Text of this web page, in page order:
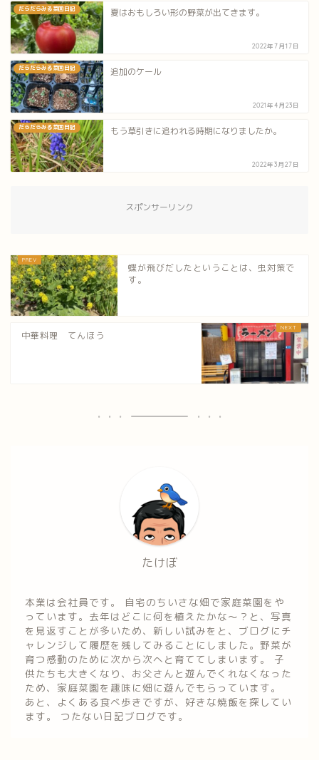
だらだらみる菜園日記 夏はおもしろい形の野菜が出てきます。
2022年7月17日
だらだらみる菜園日記 追加のケール
2021年4月23日
だらだらみる菜園日記 もう草引きに追われる時期になりましたか。
2022年3月27日
スポンサーリンク
蝶が飛びだしたということは、虫対策で
す。
中華料理 てんほう
たけぼ
本業は会社員です。 自宅のちいさな畑で家庭菜園をや
っています。去年はどこに何を植えたかな～？と、写真
を見返すことが多いため、新しい試みをと、ブログにチ
ャレンジして履歴を残してみることにしました。野菜が
育つ感動のために次から次へと育ててしまいます。 子
供たちも大きくなり、お父さんと遊んでくれなくなった
ため、家庭菜園を趣味に畑に遊んでもらっています。
あと、よくある食べ歩きですが、好きな焼飯を探してい
ます。 つたない日記ブログです。